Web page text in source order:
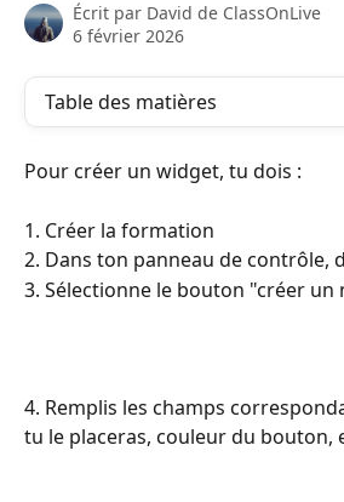
Écrit par David de ClassOnLive
6 février 2026
Table des matières
Pour créer un widget, tu dois :
1. Créer la formation
2. Dans ton panneau de contrôle,
3. Sélectionne le bouton "créer un
4. Remplis les champs
tu le placeras, couleur du bouton,